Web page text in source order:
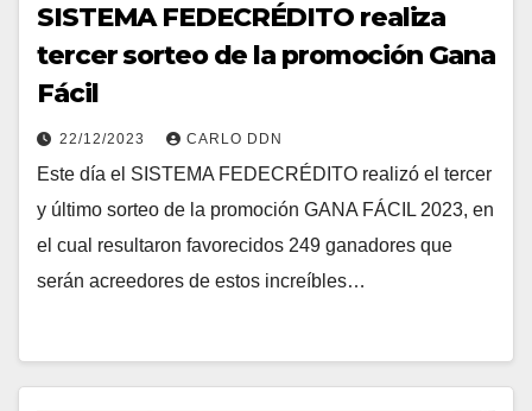
SISTEMA FEDECRÉDITO realiza
tercer sorteo de la promoción Gana
Fácil
22/12/2023 CARLO DDN
Este día el SISTEMA FEDECRÉDITO realizó el tercer
y último sorteo de la promoción GANA FÁCIL 2023, en
el cual resultaron favorecidos 249 ganadores que
serán acreedores de estos increíbles…